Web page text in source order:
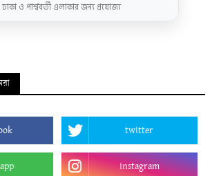
ঢাকা ও পার্শ্ববর্তী এলাকার জন্য প্রযোজ্য
twitter
instagram